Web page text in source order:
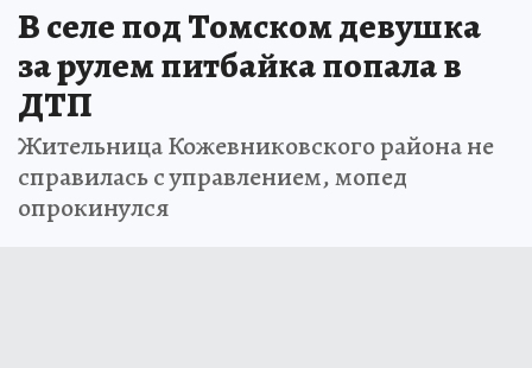
В селе под Томском девушка
за рулем питбайка попала в
ДТП
Жительница Кожевниковского района не
справилась с управлением, мопед
опрокинулся